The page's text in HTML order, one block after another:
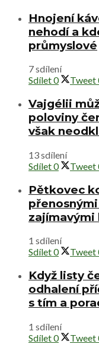
Hnojení
nehodí a
průmyslové
7 sdílení
Sdílet0 Tweet
Vajgélii
poloviny
však
13 sdílení
Sdílet0 Tweet
Pětkovec
zajímavými
1 sdílení
Sdílet0 Tweet
Když listy
odhalení
s tím a
1 sdílení
Sdílet0 Tweet